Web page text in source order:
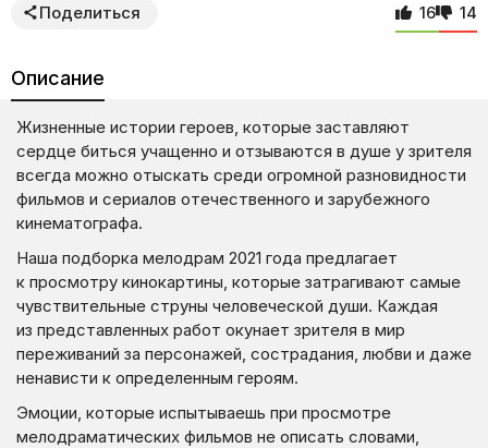
Поделиться 16 14
Описание
Жизненные истории героев, которые заставляют
сердце биться учащенно и отзываются в душе у зрителя
всегда можно отыскать среди огромной разновидности
фильмов и сериалов отечественного и зарубежного
кинематографа.
Наша подборка мелодрам 2021 года предлагает
к просмотру кинокартины, которые затрагивают самые
чувствительные струны человеческой души. Каждая
из представленных работ окунает зрителя в мир
переживаний за персонажей, сострадания, любви и даже
ненависти к определенным героям.
Эмоции, которые испытываешь при просмотре
мелодраматических фильмов не описать словами,